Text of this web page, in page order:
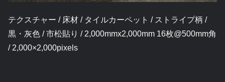
テクスチャー / 床材 / タイルカーペット / ストライプ柄 /
黒・灰色 / 市松貼り / 2,000mmx2,000mm 16枚@500mm角
/ 2,000×2,000pixels